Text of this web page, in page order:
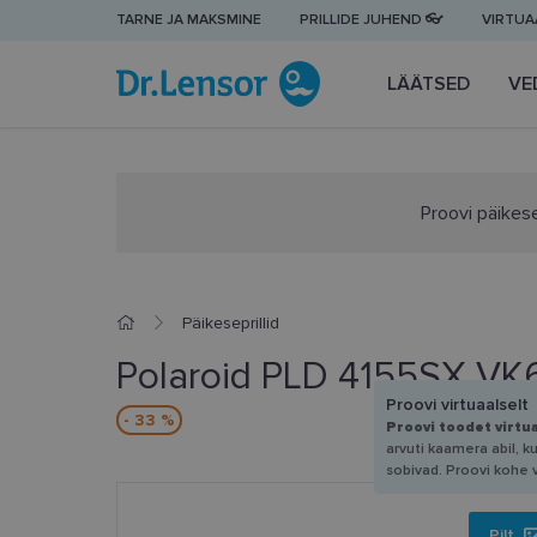
TARNE JA MAKSMINE PRILLIDE JUHEND 👓
LÄÄTSED
Proovi
Päikeseprillid
Polaroid PLD 4155SX
- 33 %
Proovi virtuaalselt
Proovi toodet
arvuti kaamera abil,
sobivad. Proovi